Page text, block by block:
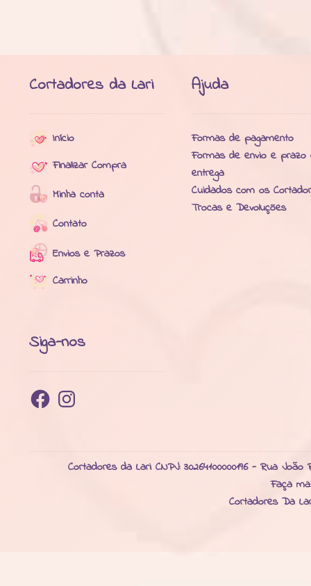
Cortadores da Lari
Início
Finalizar Compra
Minha conta
Contato
Envios e Prazos
Carrinho
Siga-nos
FacebookInstagram
Ajuda
Formas de pagamento
Formas de envio e prazo
entrega
Cuidados com os
Trocas e Devoluções
Cortadores da Lari CNPJ: 30264100000196 - Rua
Faça
Cortadores Da